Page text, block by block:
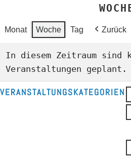
Monat Woche Tag Zurück
In diesem Zeitraum sind
Veranstaltungen geplant.
VERANSTALTUNGSKATEGORIEN